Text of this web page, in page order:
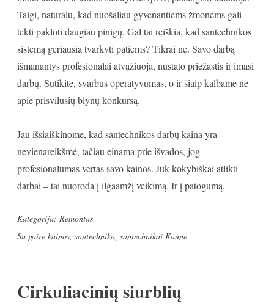
Taigi, natūralu, kad nuošaliau gyvenantiems žmonėms gali
tekti pakloti daugiau pinigų. Gal tai reiškia, kad santechnikos
sistemą geriausia tvarkyti patiems? Tikrai ne. Savo darbą
išmanantys profesionalai atvažiuoja, nustato priežastis ir imasi
darbų. Sutikite, svarbus operatyvumas, o ir šiaip kalbame ne
apie prisvilusių blynų konkursą.
Jau išsiaiškinome, kad santechnikos darbų kaina yra
nevienareikšmė, tačiau einama prie išvados, jog
profesionalumas vertas savo kainos. Juk kokybiškai atlikti
darbai – tai nuoroda į ilgaamžį veikimą. Ir į patogumą.
Kategorija: Remontas
Su gaire kainos santechnika santechnikai Kaune
Cirkuliacinių siurblių